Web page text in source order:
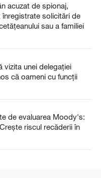
acuzat de spionaj,
solicitări de
sau a familiei
vizita unei delegației
că oameni cu funcții
de evaluarea Moody's:
riscul recăderii în